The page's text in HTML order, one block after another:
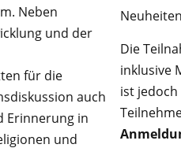
Neben
und der
für die
auch
Erinnerung in
und
Die
inklusive
ist